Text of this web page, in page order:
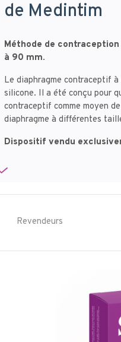
de Medintim
Méthode de
à 90 mm.
Le diaphragme contraceptif
silicone. Il a été conçu pour
contraceptif comme moyen
diaphragme à différentes
Dispositif vendu
Revendeurs